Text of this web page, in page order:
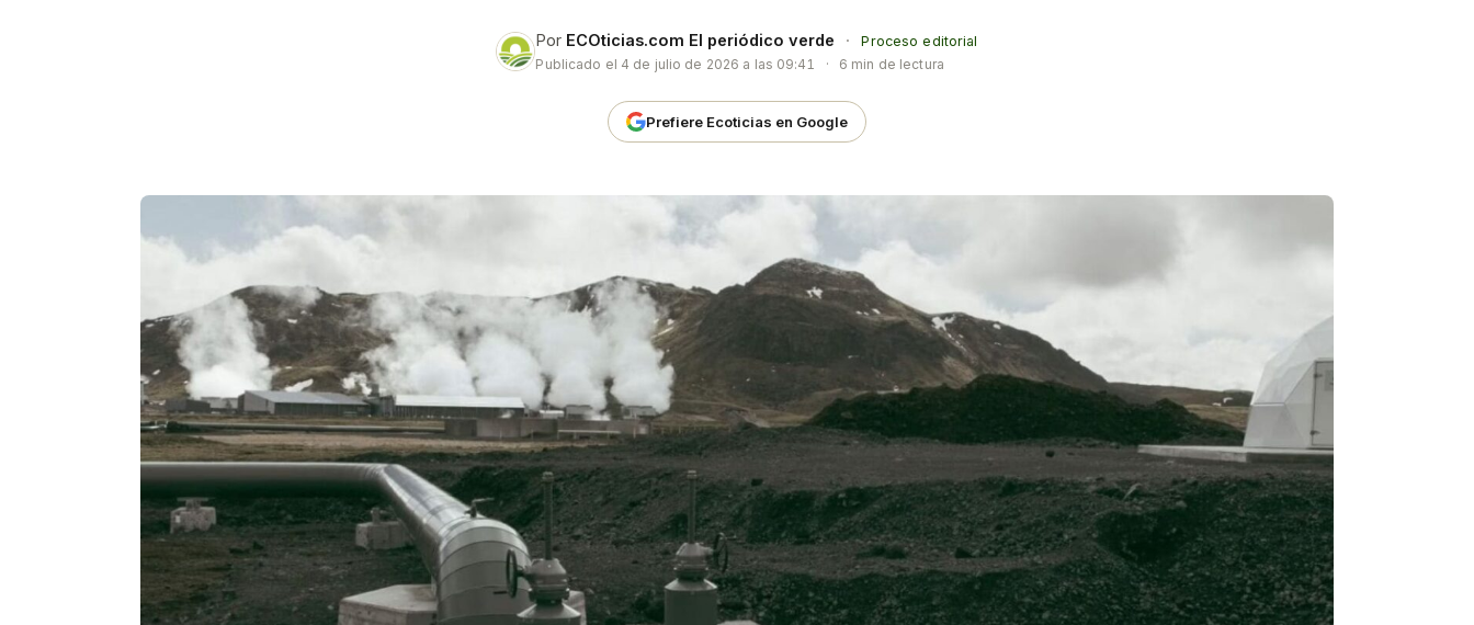
Por ECOticias.com El periódico verde ·
Proceso editorial
Publicado el 4 de julio de 2026 a las 09:41 · 6 min de lectura
Prefiere Ecoticias en Google